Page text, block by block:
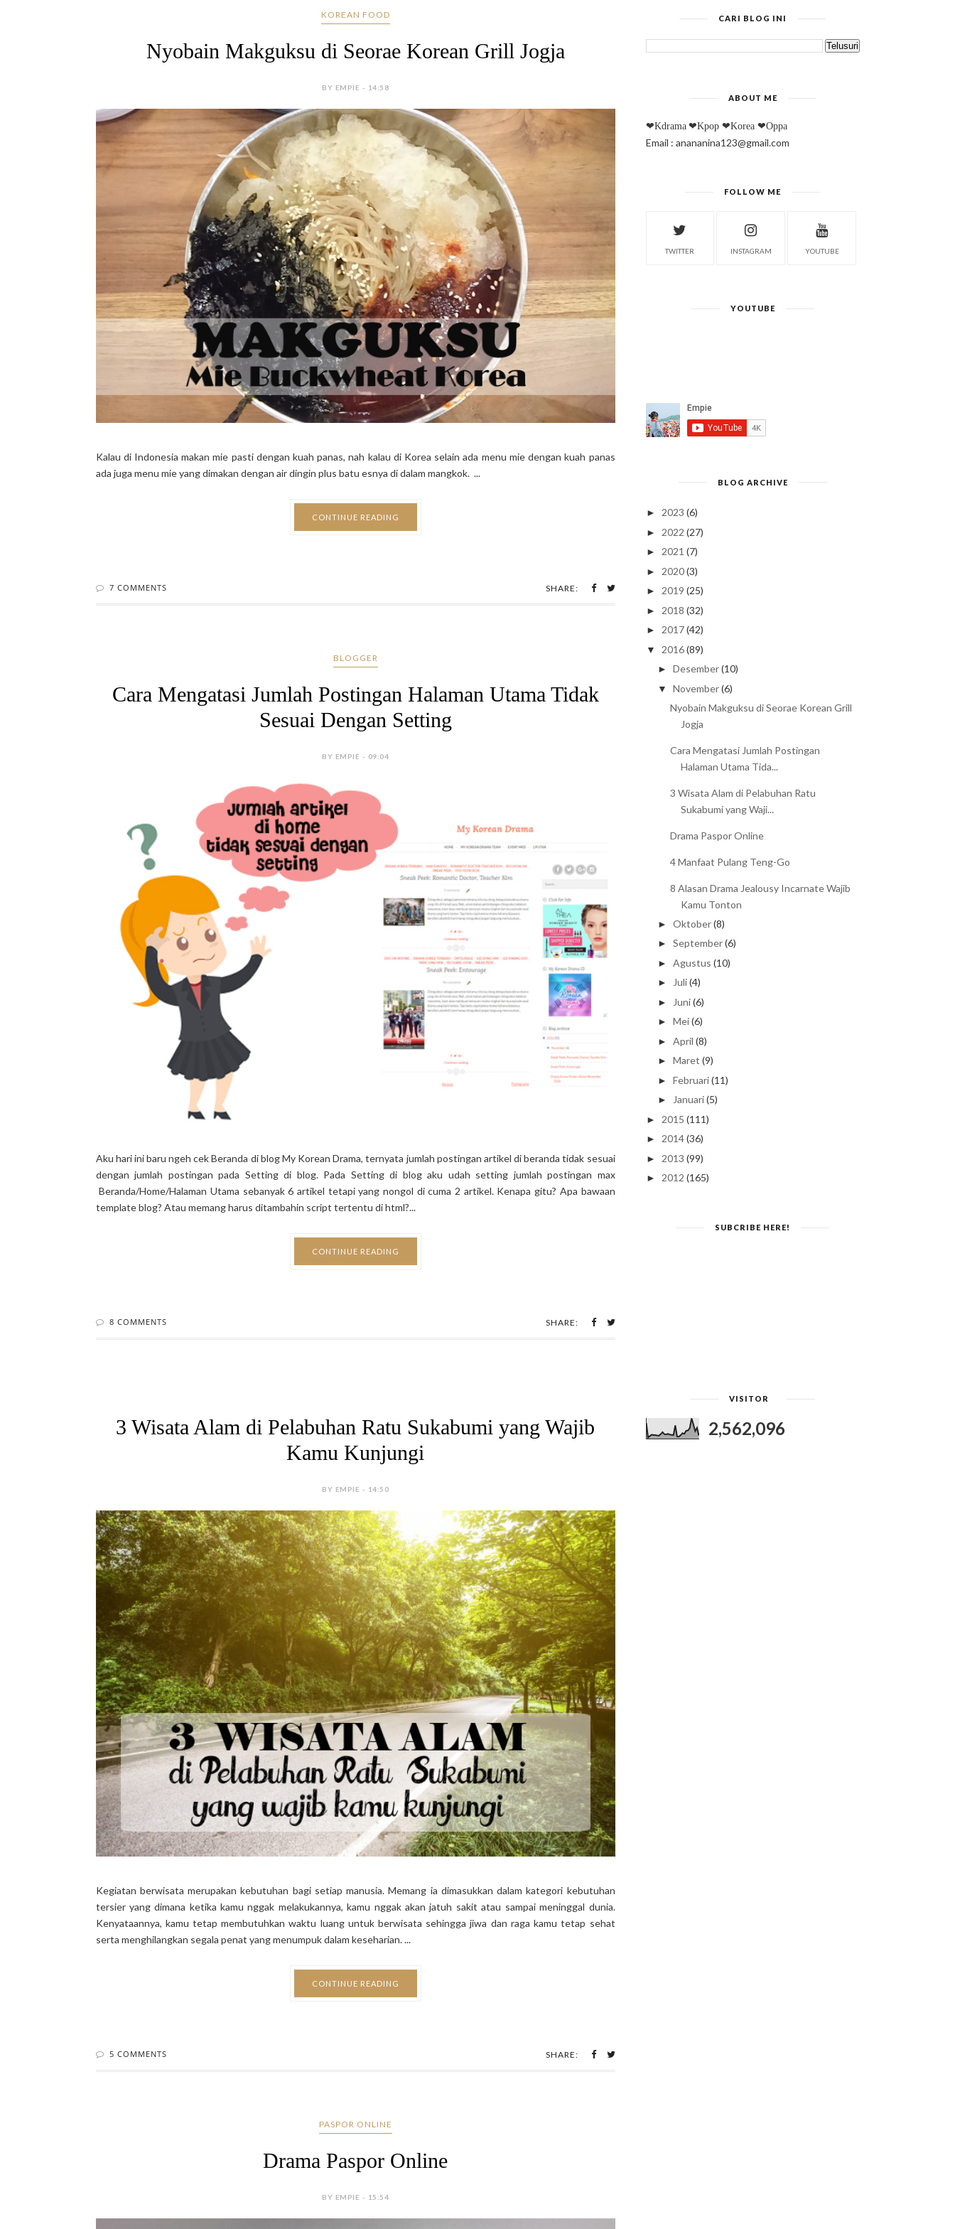
KOREAN FOOD
Nyobain Makguksu di Seorae Korean Grill Jogja
BY EMPIE - 14:58
Kalau di Indonesia makan mie pasti dengan kuah panas, nah kalau di Korea selain ada menu mie dengan kuah panas
ada juga menu mie yang dimakan dengan air dingin plus batu esnya di dalam mangkok. ...
CONTINUE READING
7 COMMENTS SHARE:
BLOGGER
Cara Mengatasi Jumlah Postingan Halaman Utama Tidak
Sesuai Dengan Setting
BY EMPIE - 09:04
Aku hari ini baru ngeh cek Beranda di blog My Korean Drama, ternyata jumlah postingan artikel di beranda tidak sesuai
dengan jumlah postingan pada Setting di blog. Pada Setting di blog aku udah setting jumlah postingan max
Beranda/Home/Halaman Utama sebanyak 6 artikel tetapi yang nongol di cuma 2 artikel. Kenapa gitu? Apa bawaan
template blog? Atau memang harus ditambahin script tertentu di html?...
CONTINUE READING
8 COMMENTS SHARE:
3 Wisata Alam di Pelabuhan Ratu Sukabumi yang Wajib
Kamu Kunjungi
BY EMPIE - 14:50
Kegiatan berwisata merupakan kebutuhan bagi setiap manusia. Memang ia dimasukkan dalam kategori kebutuhan
tersier yang dimana ketika kamu nggak melakukannya, kamu nggak akan jatuh sakit atau sampai meninggal dunia.
Kenyataannya, kamu tetap membutuhkan waktu luang untuk berwisata sehingga jiwa dan raga kamu tetap sehat
serta menghilangkan segala penat yang menumpuk dalam keseharian. ...
CONTINUE READING
5 COMMENTS SHARE:
PASPOR ONLINE
Drama Paspor Online
BY EMPIE - 15:54
CARI BLOG INI
ABOUT ME
❤Kdrama ❤Kpop ❤Korea ❤Oppa
Email : anananina123@gmail.com
FOLLOW ME
TWITTER INSTAGRAM YOUTUBE
YOUTUBE
BLOG ARCHIVE
► 2023 (6)
► 2022 (27)
► 2021 (7)
► 2020 (3)
► 2019 (25)
► 2018 (32)
► 2017 (42)
▼ 2016 (89)
►Desember(10)
▼ November(6)
Nyobain Makguksu di Seorae Korean Grill
Jogja
Cara Mengatasi Jumlah Postingan
Halaman Utama Tida...
3 Wisata Alam di Pelabuhan Ratu
Sukabumi yang Waji...
Drama Paspor Online
4 Manfaat Pulang Teng-Go
8 Alasan Drama Jealousy Incarnate Wajib
Kamu Tonton
►Oktober(8)
►September(6)
►Agustus (10)
► Juli(4)
► Juni(6)
►Mei(6)
►April (8)
►Maret (9)
►Februari(11)
► Januari(5)
► 2015 (111)
► 2014 (36)
► 2013 (99)
► 2012 (165)
SUBCRIBE HERE!
VISITOR
2,562,096